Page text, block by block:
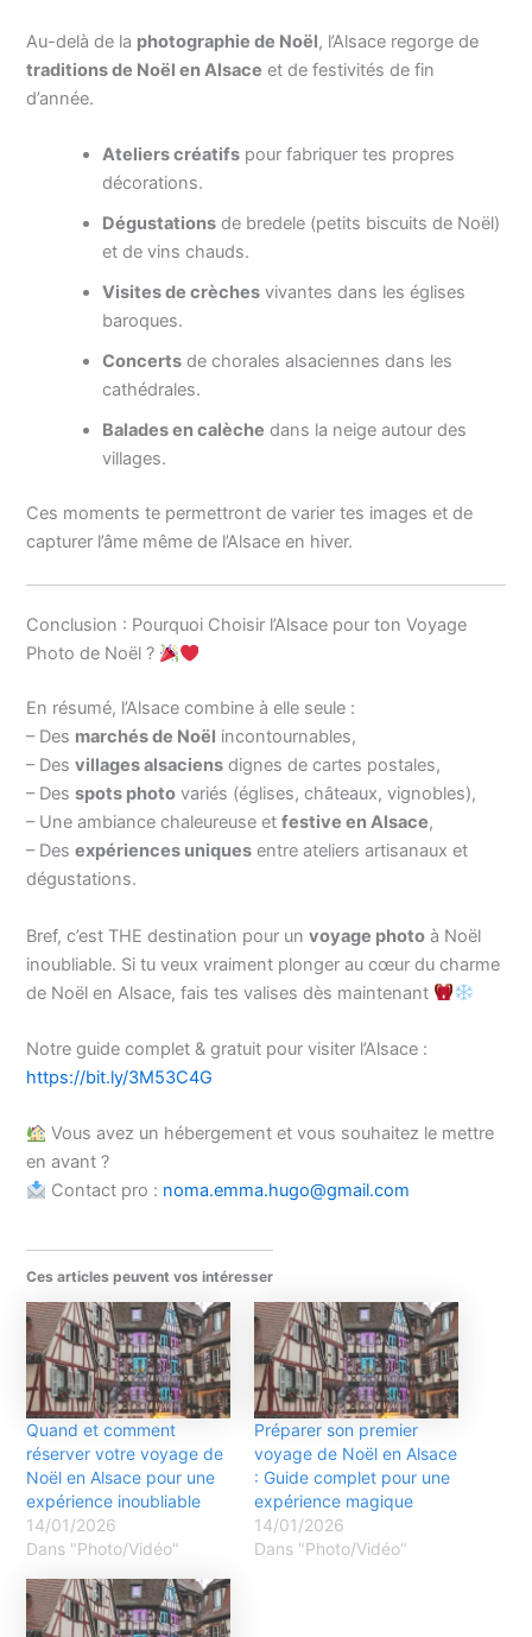
Au-delà de la photographie de Noël, l’Alsace regorge de
traditions de Noël en Alsace et de festivités de fin
d’année.
Ateliers créatifs pour fabriquer tes propres
décorations.
Dégustations de bredele (petits biscuits de Noël)
et de vins chauds.
Visites de crèches vivantes dans les églises
baroques.
Concerts de chorales alsaciennes dans les
cathédrales.
Balades en calèche dans la neige autour des
villages.
Ces moments te permettront de varier tes images et de
capturer l’âme même de l’Alsace en hiver.
Conclusion : Pourquoi Choisir l’Alsace pour ton Voyage
Photo de Noël ?
En résumé, l’Alsace combine à elle seule :
– Des marchés de Noël incontournables,
– Desvillages alsaciens dignes de cartes postales,
– Desspots photo variés (églises, châteaux, vignobles),
– Une ambiance chaleureuse etfestive en Alsace,
– Desexpériences uniques entre ateliers artisanaux et
dégustations.
Bref, c’est THE destination pour unvoyage photo à Noël
inoubliable. Si tu veux vraiment plonger au cœur du charme
de Noël en Alsace, fais tes valises dès maintenant
Notre guide complet & gratuit pour visiter l’Alsace :
https://bit.ly/3M53C4G
Vous avez un hébergement et vous souhaitez le mettre
en avant ?
Contact pro : noma.emma.hugo@gmail.com
Ces articles peuvent vos intéresser
Quand et comment
réserver votre voyage de
Noël en Alsace pour une
expérience inoubliable
14/01/2026
Dans "Photo/Vidéo"
Préparer son premier
voyage de Noël en Alsace
: Guide complet pour une
expérience magique
14/01/2026
Dans "Photo/Vidéo"